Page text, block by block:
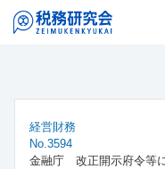
経営財務
No.3594
金融庁 改正開示府令等